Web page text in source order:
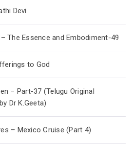
Devi
The Essence and Embodiment-49
to God
– Part-37 (Telugu Original
Dr K.Geeta)
– Mexico Cruise (Part 4)